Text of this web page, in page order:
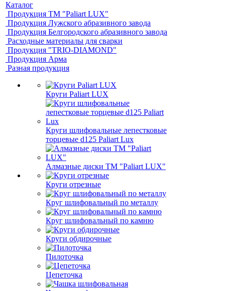
Каталог
Продукция ТМ "Paliart LUX"
Продукция Лужского абразивного завода
Продукция Белгородского абразивного завода
Расходные материалы для сварки
Продукция "TRIO-DIAMOND"
Продукция Арма
Разная продукция
Круги Paliart LUX
Круги шлифовальные лепестковые
торцевые d125 Paliart Lux
Алмазные диски ТМ "Paliart LUX"
Круги отрезные
Круг шлифовальный по металлу
Круг шлифовальный по камню
Круги обдирочные
Пилоточка
Цепеточка